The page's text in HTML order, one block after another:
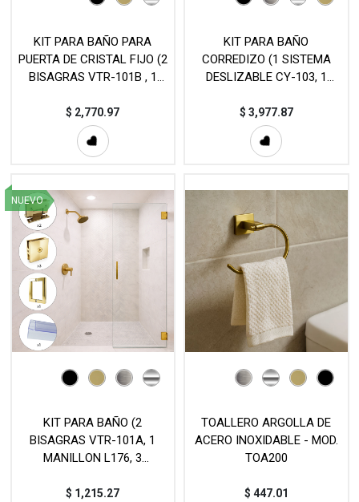
KIT PARA BAÑO PARA
PUERTA DE CRISTAL FIJO (2
BISAGRAS VTR-101B , 1
CONECTORES VTR-871B, 1
BARRA ESTABILIZADORA
VTR-63218) - MOD. KIT3
$ 2,770.97
KIT PARA BAÑO
CORREDIZO (1 SISTEMA
DESLIZABLE CY-103, 1
822, 3 CONECTORES VTR-
871S) - MOD. KIT2
$ 3,977.87
NUEVO
KIT PARA BAÑO (2
BISAGRAS VTR-101A, 1
MANILLON L176, 3
PERFIL POLICARBONATO
$ 1,215.27
TOALLERO ARGOLLA DE
ACERO INOXIDABLE - MOD.
TOA200
$ 447.01